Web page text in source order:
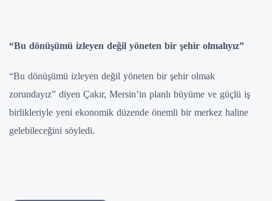
“Bu dönüşümü izleyen değil yöneten bir şehir olmalıyız”
“Bu dönüşümü izleyen değil yöneten bir şehir olmak
zorundayız” diyen Çakır, Mersin’in planlı büyüme ve güçlü iş
birlikleriyle yeni ekonomik düzende önemli bir merkez haline
gelebileceğini söyledi.